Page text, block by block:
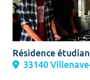
Résidence
33140